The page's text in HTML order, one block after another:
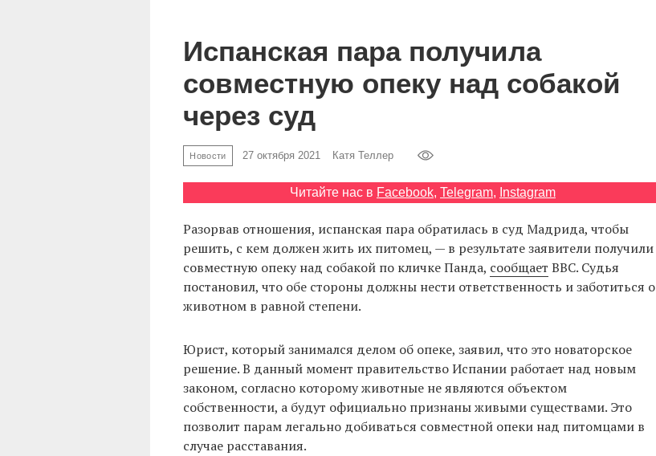
Испанская пара получила
совместную опеку над собакой
через суд
Новости 27 октября 2021 Катя Теллер
Читайте нас в Facebook, Telegram, Instagram
Разорвав отношения, испанская пара обратилась в суд Мадрида, чтобы
решить, с кем должен жить их питомец, — в результате заявители получили
совместную опеку над собакой по кличке Панда, сообщает BBC. Судья
постановил, что обе стороны должны нести ответственность и заботиться о
животном в равной степени.
Юрист, который занимался делом об опеке, заявил, что это новаторское
решение. В данный момент правительство Испании работает над новым
законом, согласно которому животные не являются объектом
собственности, а будут официально признаны живыми существами. Это
позволит парам легально добиваться совместной опеки над питомцами в
случае расставания.